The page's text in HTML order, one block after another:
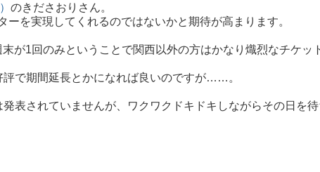
のきださおりさん。
を実現してくれるのではないかと期待が高まります。
が1回のみということで関西以外の方はかなり熾烈なチケッ
で期間延長とかになれば良いのですが……。
表されていませんが、ワクワクドキドキしながらその日を待